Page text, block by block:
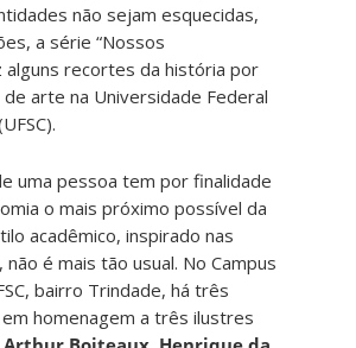
não sejam esquecidas,
a série “Nossos
alguns recortes da história por
arte na Universidade Federal
uma pessoa tem por finalidade
o mais próximo possível da
acadêmico, inspirado nas
é mais tão usual. No Campus
bairro Trindade, há três
homenagem a três ilustres